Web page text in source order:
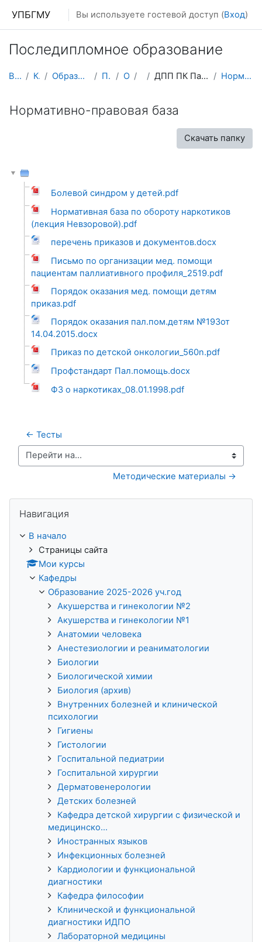
УПБГМУ Вы используете гостевой доступ (Вход)
Последипломное образование
В начало Кафедры Образование 2025-2026 уч.год Педиатрии О курсе ИПО ДПП ПК Паллиативная помощь в педиатрии Нормативно-правовая база
Нормативно-правовая база
Скачать папку
Болевой синдром у детей.pdf
Нормативная база по обороту наркотиков
(лекция Невзоровой).pdf
перечень приказов и документов.docx
Письмо по организации мед. помощи
пациентам паллиативного профиля_2519.pdf
Порядок оказания мед. помощи детям
приказ.pdf
Порядок оказания пал.пом.детям №193от
14.04.2015.docx
Приказ по детской онкологии_560n.pdf
Профстандарт Пал.помощь.docx
ФЗ о наркотиках_08.01.1998.pdf
← Тесты
Перейти на...
Методические материалы →
Навигация
В начало
Страницы сайта
Мои курсы
Кафедры
Образование 2025-2026 уч.год
Акушерства и гинекологии №2
Акушерства и гинекологии №1
Анатомии человека
Анестезиологии и реаниматологии
Биологии
Биологической химии
Биология (архив)
Внутренних болезней и клинической
психологии
Гигиены
Гистологии
Госпитальной педиатрии
Госпитальной хирургии
Дерматовенерологии
Детских болезней
Кафедра детской хирургии с физической и
медицинско...
Иностранных языков
Инфекционных болезней
Кардиологии и функциональной
диагностики
Кафедра философии
Клинической и функциональной
диагностики ИДПО
Лабораторной медицины